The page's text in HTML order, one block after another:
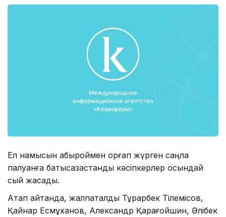
Ел намысын абыроймен қорғап жүрген саңлақ
палуанға батысқазақстандық кәсіпкерлер осындай
сый жасады.
Атап айтқанда, жалпақталдық Тұрарбек Тілемісов,
Қайнар Есмұханов, Александр Қарағойшин, Әлібек